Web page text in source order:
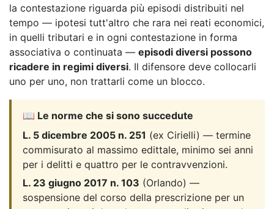
la contestazione riguarda più episodi distribuiti nel
tempo — ipotesi tutt'altro che rara nei reati economici,
in quelli tributari e in ogni contestazione in forma
associativa o continuata — episodi diversi possono
ricadere in regimi diversi. Il difensore deve collocarli
uno per uno, non trattarli come un blocco.
📖 Le norme che si sono succedute
L. 5 dicembre 2005 n. 251 (ex Cirielli) — termine
commisurato al massimo edittale, minimo sei anni
per i delitti e quattro per le contravvenzioni.
L. 23 giugno 2017 n. 103 (Orlando) —
sospensione del corso della prescrizione per un